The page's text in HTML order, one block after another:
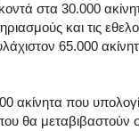
στα 30.000
και τις
65.000
που
θα